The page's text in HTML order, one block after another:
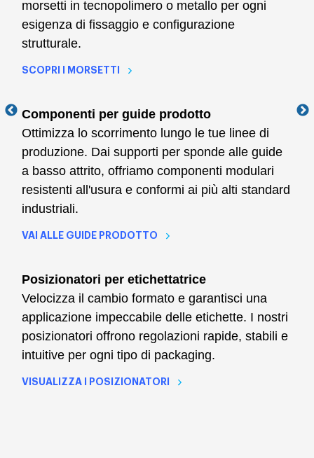
morsetti in tecnopolimero o metallo per ogni
esigenza di fissaggio e configurazione
strutturale.
SCOPRI I MORSETTI
Componenti per guide prodotto
Ottimizza lo scorrimento lungo le tue linee di
produzione. Dai supporti per sponde alle guide
a basso attrito, offriamo componenti modulari
resistenti all'usura e conformi ai più alti standard
industriali.
VAI ALLE GUIDE PRODOTTO
Posizionatori per etichettatrice
Velocizza il cambio formato e garantisci una
applicazione impeccabile delle etichette. I nostri
posizionatori offrono regolazioni rapide, stabili e
intuitive per ogni tipo di packaging.
VISUALIZZA I POSIZIONATORI